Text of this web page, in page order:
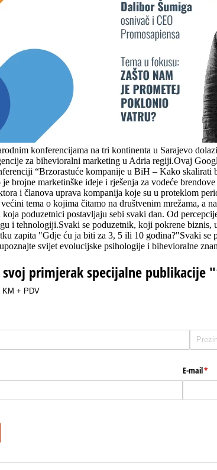
konferencijama na tri kontinenta u Sarajevo dolazi
za bihevioralni marketing u Adria regiji.Ovaj
“Brzorastuće kompanije u BiH – Kako
brojne marketinške ideje i rješenja za vodeće
i članova uprava kompanija koje su u proteklom
tema o kojima čitamo na društvenim mrežama,
poduzetnici postavljaju sebi svaki dan. Od
i tehnologiji.Svaki se poduzetnik, koji pokrene
zapita "Gdje ću ja biti za 3, 5 ili 10 godina?"Svaki
svijet evolucijske psihologije i bihevioralne
primjerak specijalne publikacije
KM + PDV
upis) E-mail*